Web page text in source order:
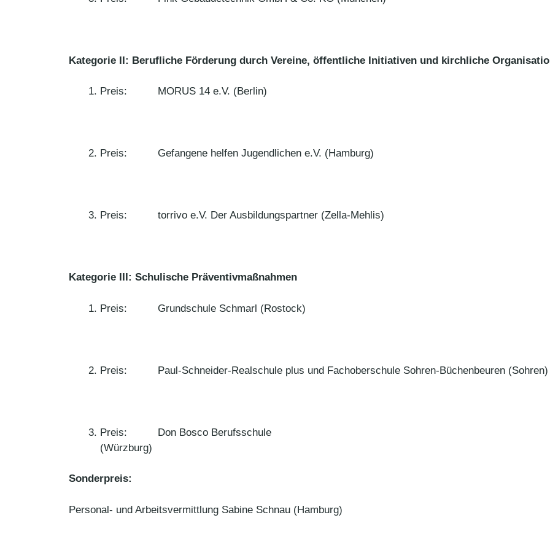
Kategorie II: Berufliche Förderung durch Vereine, öffentliche Initiativen und kirchliche
Preis: MORUS 14 e.V. (Berlin)
Preis: Gefangene helfen Jugendlichen e.V. (Hamburg)
Preis: torrivo e.V. Der Ausbildungspartner (Zella-Mehlis)
Kategorie III: Schulische Präventivmaßnahmen
Preis: Grundschule Schmarl (Rostock)
Preis: Paul-Schneider-Realschule plus und Fachoberschule Sohren-Büchenbeuren (Sohren)
Preis: Don Bosco Berufsschule
(Würzburg)
Sonderpreis:
Personal- und Arbeitsvermittlung Sabine Schnau (Hamburg)